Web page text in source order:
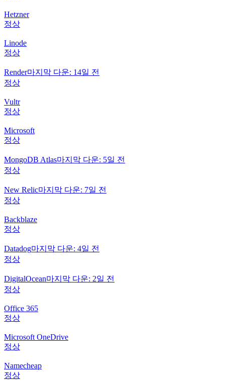
Hetzner
정상
Linode
정상
Render마지막 다운: 14일 전
정상
Vultr
정상
Microsoft
정상
MongoDB Atlas마지막 다운: 5일 전
정상
New Relic마지막 다운: 7일 전
정상
Backblaze
정상
Datadog마지막 다운: 4일 전
정상
DigitalOcean마지막 다운: 2일 전
정상
Office 365
정상
Microsoft OneDrive
정상
Namecheap
정상